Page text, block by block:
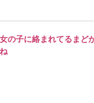
の子に絡まれてるまど